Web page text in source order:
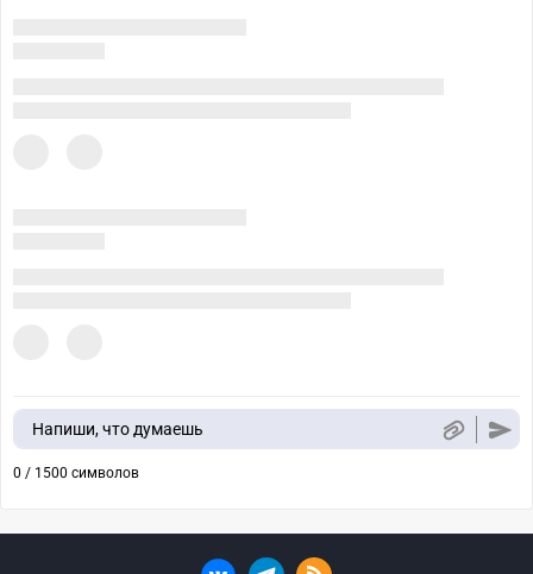
Напиши, что думаешь
0 / 1500 символов